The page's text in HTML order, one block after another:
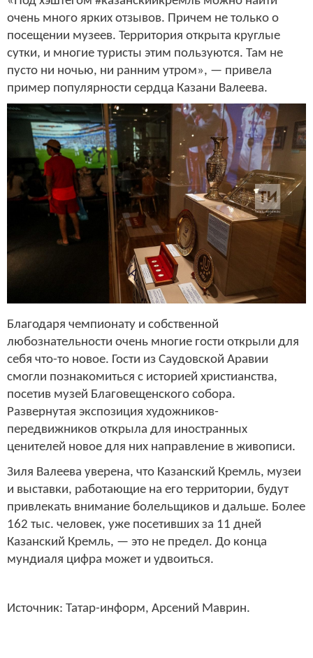
очень много ярких отзывов. Причем не только о
посещении музеев. Территория открыта круглые
сутки, и многие туристы этим пользуются. Там не
пусто ни ночью, ни ранним утром», — привела
пример популярности сердца Казани Валеева.
Благодаря чемпионату и собственной
любознательности очень многие гости открыли для
себя что-то новое. Гости из Саудовской Аравии
смогли познакомиться с историей христианства,
посетив музей Благовещенского собора.
Развернутая экспозиция художников-
передвижников открыла для иностранных
ценителей новое для них направление в живописи.
Зиля Валеева уверена, что Казанский Кремль, музеи
и выставки, работающие на его территории, будут
привлекать внимание болельщиков и дальше. Более
162 тыс. человек, уже посетивших за 11 дней
Казанский Кремль, — это не предел. До конца
мундиаля цифра может и удвоиться.
Источник: Татар-информ, Арсений Маврин.